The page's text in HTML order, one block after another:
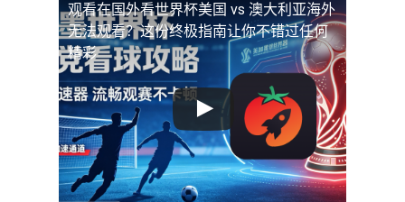
观看在国外看世界杯美国 vs 澳大利亚海外
无法观看？这份终极指南让你不错过任何
精彩